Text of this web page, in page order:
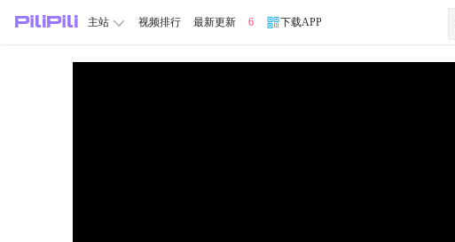
主站 视频排行 最新更新 6 下载APP